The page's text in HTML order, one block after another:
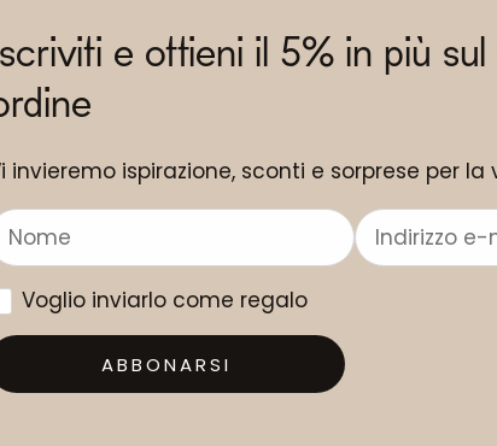
e ottieni il 5% in più
invieremo ispirazione, sconti e sorprese per la
Voglio inviarlo come regalo
ABBONARSI